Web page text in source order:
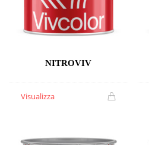
NITROVIV
Visualizza